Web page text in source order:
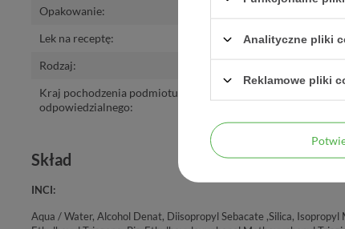
Opakowanie:
Lek na receptę:
nie
Rodzaj:
Kraj pochodzenia podmiotu
odpowiedzialnego:
Skład
INCI:
Aqua / Water, Alcohol Denat, Diisopropyl Sebacate ,Silica,
Analityczne pliki
Reklamowe pliki